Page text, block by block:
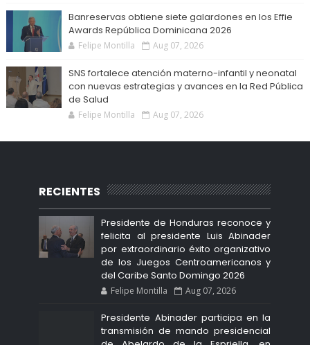
Banreservas obtiene siete galardones en los Effie
Awards República Dominicana 2026
Felipe Montilla Aug 07, 2026
SNS fortalece atención materno-infantil y neonatal
con nuevas estrategias y avances en la Red Pública
de Salud
Felipe Montilla Aug 07, 2026
RECIENTES
Presidente de Honduras reconoce y
felicita al presidente Luis Abinader
por extraordinario éxito organizativo
de los Juegos Centroamericanos y
del Caribe Santo Domingo 2026
Felipe Montilla Aug 07, 2026
Presidente Abinader participa en la
transmisión de mando presidencial